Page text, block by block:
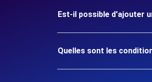
Est-il possible d'ajouter
Quelles sont les